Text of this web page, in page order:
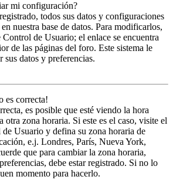
mi configuración?
todos sus datos y configuraciones
nuestra base de datos. Para modificarlos,
de Usuario; el enlace se encuentra
de las páginas del foro. Este sistema le
sus datos y preferencias.
es correcta!
es posible que esté viendo la hora
otra zona horaria. Si este es el caso, visite el
Usuario y defina su zona horaria de
e.j. Londres, París, Nueva York,
que para cambiar la zona horaria,
debe estar registrado. Si no lo
momento para hacerlo.